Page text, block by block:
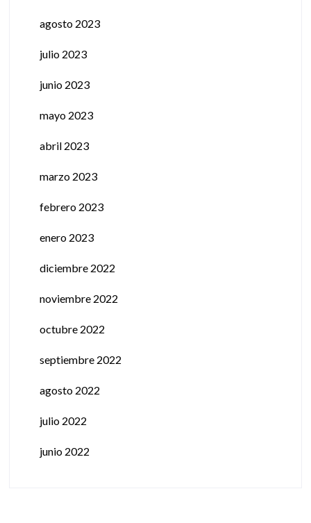
agosto 2023
julio 2023
junio 2023
mayo 2023
abril 2023
marzo 2023
febrero 2023
enero 2023
diciembre 2022
noviembre 2022
octubre 2022
septiembre 2022
agosto 2022
julio 2022
junio 2022